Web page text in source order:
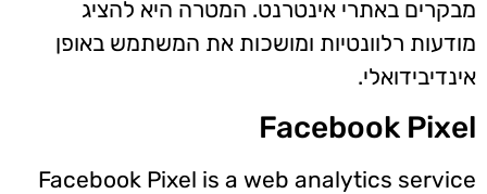
באתרי אינטרנט. המטרה היא להציג
רלוונטיות ומושכות את המשתמש באופן
Facebook
Facebook Pixel is a web analytics